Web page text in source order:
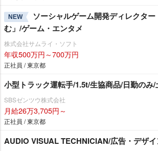
NEW
ソーシャルゲーム開発ディレクタ
む」/ゲーム・エンタメ
株式会社サムライ・ソフト
年収500万円～700万円
正社員 / 東京都
小型トラック運転手/1.5t/生協商品/日勤のみ
SBSゼンツウ株式会社
月給26万3,705円～
正社員 / 東京都
AUDIO VISUAL TECHNICIAN/広告・デザイ